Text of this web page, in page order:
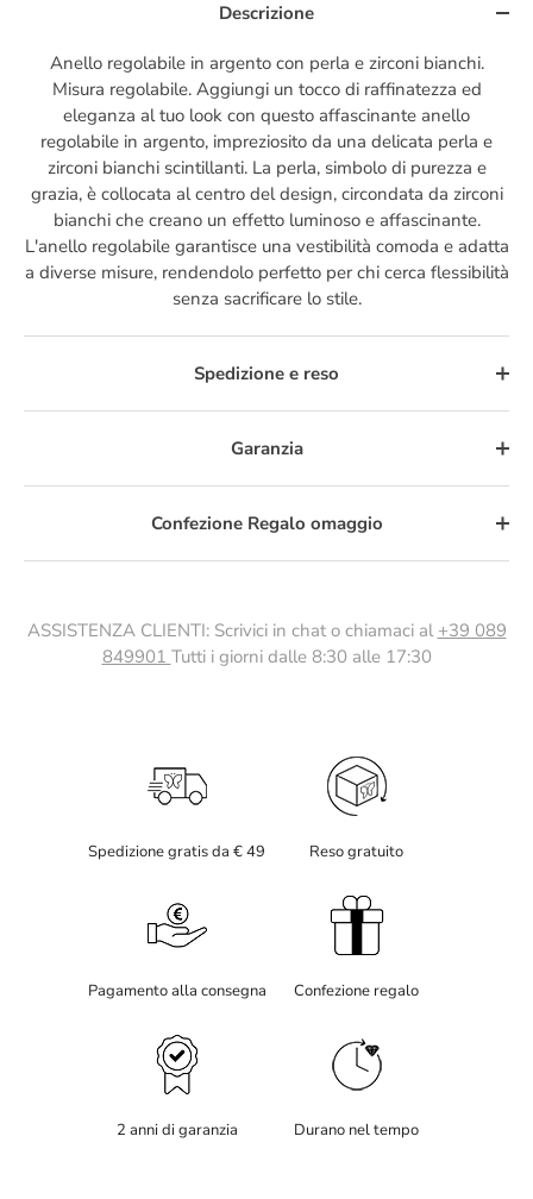
Descrizione
Anello regolabile in argento con perla e zirconi bianchi.
Misura regolabile. Aggiungi un tocco di raffinatezza ed
eleganza al tuo look con questo affascinante anello
regolabile in argento, impreziosito da una delicata perla e
zirconi bianchi scintillanti. La perla, simbolo di purezza e
grazia, è collocata al centro del design, circondata da zirconi
bianchi che creano un effetto luminoso e affascinante.
L'anello regolabile garantisce una vestibilità comoda e adatta
a diverse misure, rendendolo perfetto per chi cerca flessibilità
senza sacrificare lo stile.
Spedizione e reso
Garanzia
Confezione Regalo omaggio
ASSISTENZA CLIENTI: Scrivici in chat o chiamaci al +39 089
849901 Tutti i giorni dalle 8:30 alle 17:30
Spedizione gratis da € 49 Reso gratuito
Pagamento alla consegna Confezione regalo
2 anni di garanzia Durano nel tempo